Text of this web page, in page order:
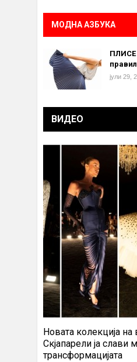
МОДНА АЗБУКА
ПЛИСЕ
јули 29,
ВИДЕО
Новата колекција
Скјапарели ја слави
трансформацијата